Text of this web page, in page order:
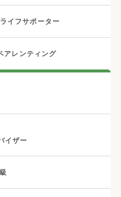
イフサポーター
アレンティング
イザー